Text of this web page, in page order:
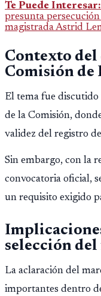
Te Puede Interesar:
presunta
magistrada Astrid
Contexto del
Comisión de
El tema fue discutido
de la Comisión,
validez del registro
Sin embargo, con la
convocatoria oficial,
un requisito exigido
selección
La aclaración del
importantes dentro